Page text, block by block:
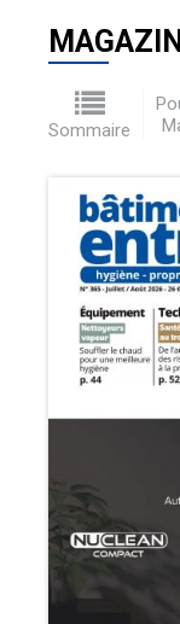
Sommaire